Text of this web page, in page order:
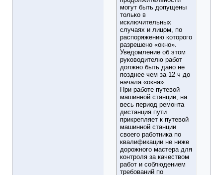
могут быть допущены
только в
исключительных
случаях и лицом, по
распоряжению которого
разрешено «окно».
Уведомление об этом
руководителю работ
должно быть дано не
позднее чем за 12 ч до
начала «окна».
При работе путевой
машинной станции, на
весь период ремонта
дистанция пути
прикрепляет к путевой
машинной станции
своего работника по
квалификации не ниже
дорожного мастера для
контроля за качеством
работ и соблюдением
требований по